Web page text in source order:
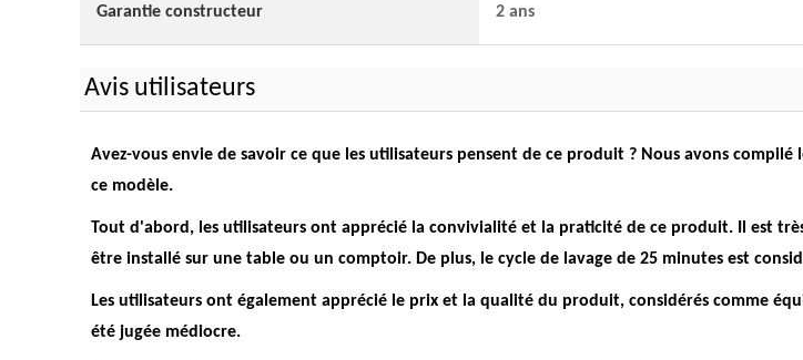
Garantie constructeur 2 ans
Avis utilisateurs
Avez-vous envie de savoir ce que les utilisateurs pensent de ce produit ? Nous avons
ce modèle.
Tout d'abord, les utilisateurs ont apprécié la convivialité et la praticité de ce produit. Il est
être installé sur une table ou un comptoir. De plus, le cycle de lavage de 25 minutes est
Les utilisateurs ont également apprécié le prix et la qualité du produit, considérés comme
été jugée médiocre.